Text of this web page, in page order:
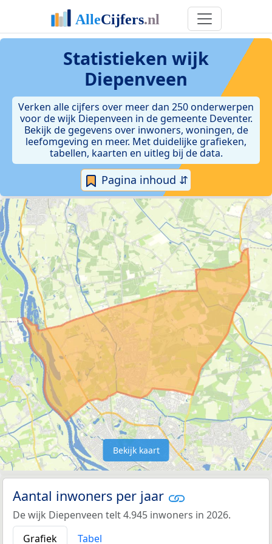
Statistieken wijk
Diepenveen
Verken alle cijfers over meer dan 250 onderwerpen
voor de wijk Diepenveen in de gemeente Deventer.
Bekijk de gegevens over inwoners, woningen, de
leefomgeving en meer. Met duidelijke grafieken,
tabellen, kaarten en uitleg bij de data.
Pagina inhoud ⇵
Bekijk kaart
Aantal inwoners per jaar
De wijk Diepenveen telt 4.945 inwoners in 2026.
Grafiek
Tabel